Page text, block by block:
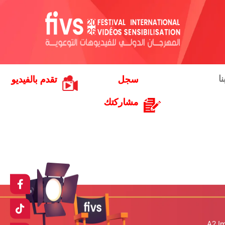
سجل
مشاركتك
تقدم بالفيديو